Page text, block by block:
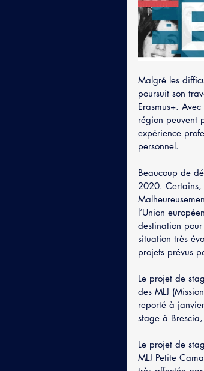
Malgré les
poursuit son
Erasmus+.
région peuvent
expérience
personnel.
Beaucoup de
2020. Certains,
l’Union
destination
situation très
projets prévus
Le projet de
des MLJ
reporté à
stage à
Le projet de
MLJ Petite